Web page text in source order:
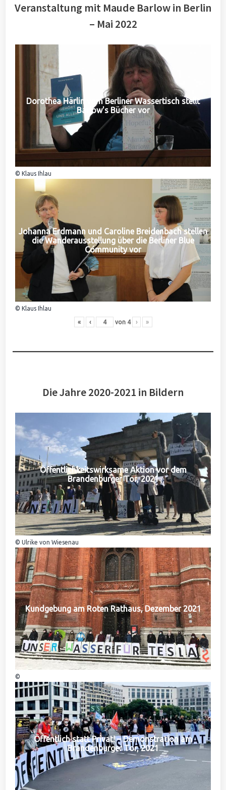
Veranstaltung mit Maude Barlow in Berlin
– Mai 2022
Dorothea Härlin vom Berliner Wassertisch stellt
Barlow's Bücher vor
© Klaus Ihlau
Johanna Erdmann und Caroline Breidenbach stellen
die Wanderausstellung über die Berliner Blue
Community vor
© Klaus Ihlau
« ‹ von 4 › »
Die Jahre 2020-2021 in Bildern
Öffentlichkeitswirksame Aktion vor dem
Brandenburger Tor, 2021
© Ulrike von Wiesenau
Kundgebung am Roten Rathaus, Dezember 2021
©
Öffentlich statt Privat! – Demonstration am
Brandenburger Tor, 2021